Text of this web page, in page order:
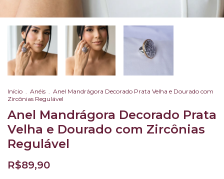
Início Anéis
Anel Mandrágora Decorado Prata Velha e Dourado com
Zircônias Regulável
Anel Mandrágora Decorado Prata
Velha e Dourado com Zircônias
Regulável
R$89,90